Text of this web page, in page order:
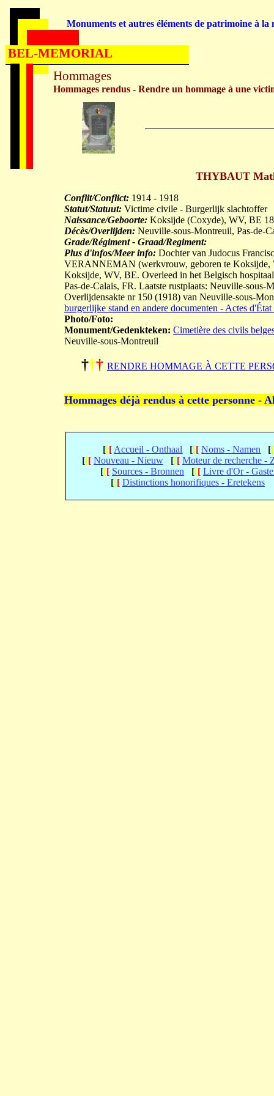
THYBAUT
Conflit/Conflict: 1914 - 1918
Statut/Statuut: Victime civile - Burgerlijk slachtoffer
Naissance/Geboorte: Koksijde (Coxyde), WV, BE
Décès/Overlijden: Neuville-sous-Montreuil, Pas-de-
Grade/Régiment - Graad/Regiment:
Plus d'infos/Meer info: Dochter van Judocus
VERANNEMAN (werkvrouw, geboren te Koksijde,
Koksijde, WV, BE. Overleed in het Belgisch
Pas-de-Calais, FR. Laatste rustplaats: Neuville-
Overlijdensakte nr 150 (1918) van Neuville-sous-
burgerlijke stand en andere documenten - Actes
Photo/Foto:
Monument/Gedenkteken: Cimetière des civils
Neuville-sous-Montreuil
††† RENDRE HOMMAGE À CETTE
Hommages déjà rendus à cette personne -
[[[ Accueil - Onthaal [[[ Noms - Namen [[
[[[ Nouveau - Nieuw [[[ Moteur de recherche -
[[[ Sources - Bronnen [[[ Livre d'Or -
[[[ Distinctions honorifiques - Eretekens
Hommages
Hommages rendus - Rendre un hommage à une
Monuments et autres éléments de patrimoine à la
BEL-MEMORIAL